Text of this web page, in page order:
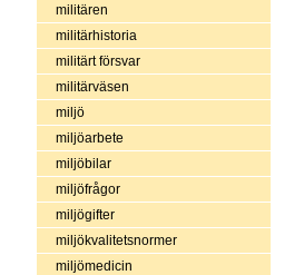
militären
militärhistoria
militärt försvar
militärväsen
miljö
miljöarbete
miljöbilar
miljöfrågor
miljögifter
miljökvalitetsnormer
miljömedicin